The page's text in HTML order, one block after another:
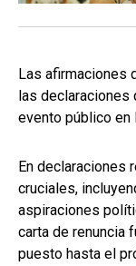
Las afirmaciones
las
evento público en
En declaraciones
cruciales,
aspiraciones
carta de renuncia
puesto hasta el